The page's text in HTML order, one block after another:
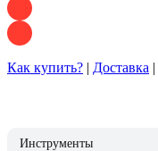
Как купить? | Доставка |
Инструменты